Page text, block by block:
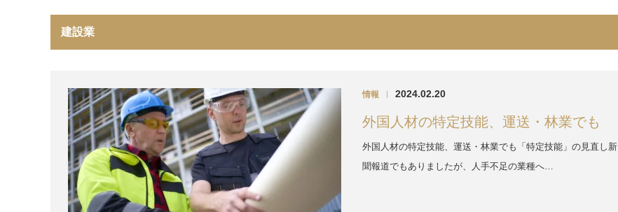
建設業
情報 | 2024.02.20
外国人材の特定技能、運送・林業でも
外国人材の特定技能、運送・林業でも「特定技能」の見直し新
聞報道でもありましたが、人手不足の業種へ…